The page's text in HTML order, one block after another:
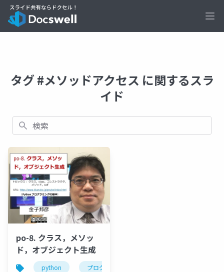
タグ #メソッドアクセス に関するスラ
イド
検索
po-8. クラス，メソッ
ド，オブジェクト生成
python プログラミング